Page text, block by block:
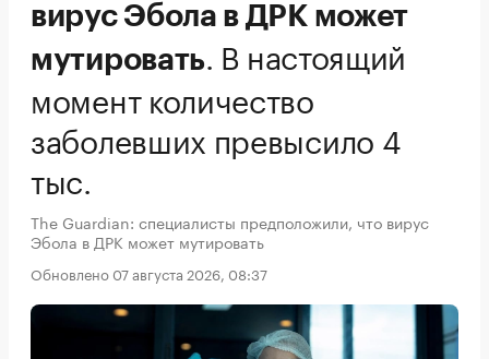
вирус Эбола в ДРК может
мутировать. В настоящий
момент количество
заболевших превысило 4
тыс.
The Guardian: специалисты предположили, что вирус
Эбола в ДРК может мутировать
Обновлено 07 августа 2026, 08:37